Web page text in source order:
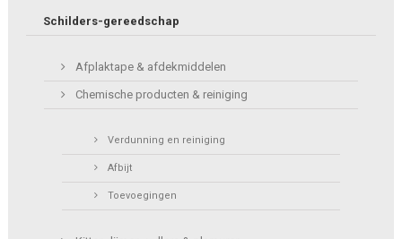
Schilders-gereedschap
Afplaktape & afdekmiddelen
Chemische producten & reiniging
Verdunning en reiniging
Afbijt
Toevoegingen